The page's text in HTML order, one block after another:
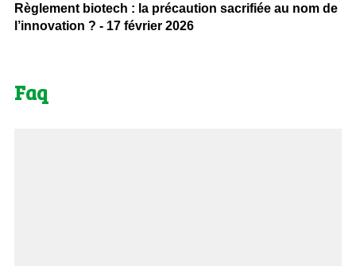
Règlement biotech : la précaution sacrifiée au nom de
l’innovation ? - 17 février 2026
Faq